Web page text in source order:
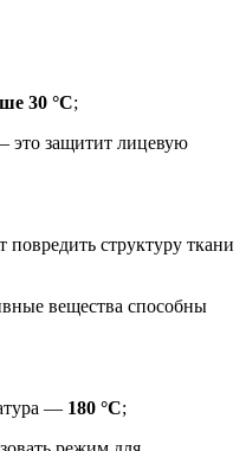
30 °C;
это защитит лицевую
структуру ткани
вещества способны
— 180 °C;